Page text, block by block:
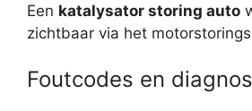
Een katalysator storing auto
zichtbaar via het
Foutcodes en